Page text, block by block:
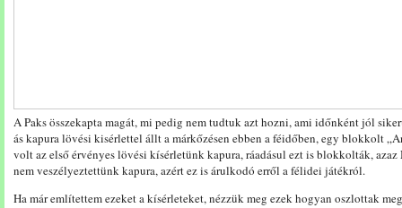
A Paks összekapta magát, mi pedig nem tudtuk azt hozni, ami időnként jól
ás kapura lövési kisérlettel állt a márkőzésen ebben a féidőben, egy blokkolt
volt az első érvényes lövési kísérletünk kapura, ráadásul ezt is blokkolták,
nem veszélyeztettünk kapura, azért ez is árulkodó erről a félidei játékról.
Ha már említettem ezeket a kísérleteket, nézzük meg ezek hogyan oszlottak